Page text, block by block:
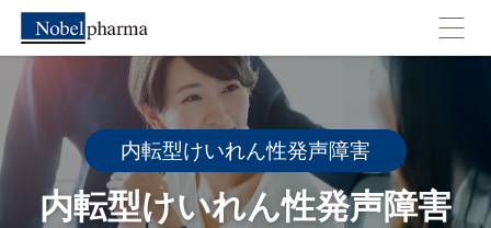
外部のページへ移動します。よろしいですか？
キャンセル OK
内転型けいれん性発声障害
内転型けいれん性発声障害